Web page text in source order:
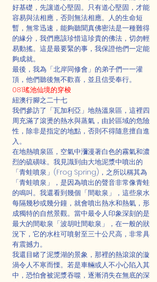
好基礎，先讓道心堅固。只有道心堅固，才能
容易與法相應，否則無法相應。人的生命短
暫，無常迅速，能夠聽聞真佛密法是一種難得
的緣分，我們應該珍惜這珍貴的佛法，切勿輕
易動搖。這是最要緊的事，我保證他們一定能
夠成就。
最後，我為「北岸同修會」的弟子們一一灌
頂，他們聽後無不歡喜，並且信受奉行。
081瑤池仙境的穿梭
紐澳行腳之二十七
我們參訪了「瓦加利亞」地熱溫泉區，這裡四
周充滿了滾燙的熱水與蒸氣，由於區域的危險
性，除非是指定的地點，否則不得隨意擅自進
入。
在地熱噴泉區，空氣中瀰漫著白色的霧氣和濃
烈的硫磺味。我見識到由大地泥漿中噴出的
「青蛙噴泉」(Frog Spring)，之所以稱其為
「青蛙噴泉」，是因為噴出的聲音非常像青蛙
的鳴叫。我還看到幾個「間歇泉」，這些泉水
每隔幾秒或幾分鐘，就會噴出熱水和熱氣，形
成獨特的自然景觀。當中最令人印象深刻的是
最大的間歇泉「波胡吐間歇泉」，在一般的狀
況下，它的水柱可噴射至三十公尺高，非常具
有震撼力。
我還目睹了泥漿湖的景象，那裡的熱滾滾的漩
渦令人不寒而慄。若是車輛或人不小心陷入其
中，恐怕會被泥漿吞噬，逐漸消失在無底的深